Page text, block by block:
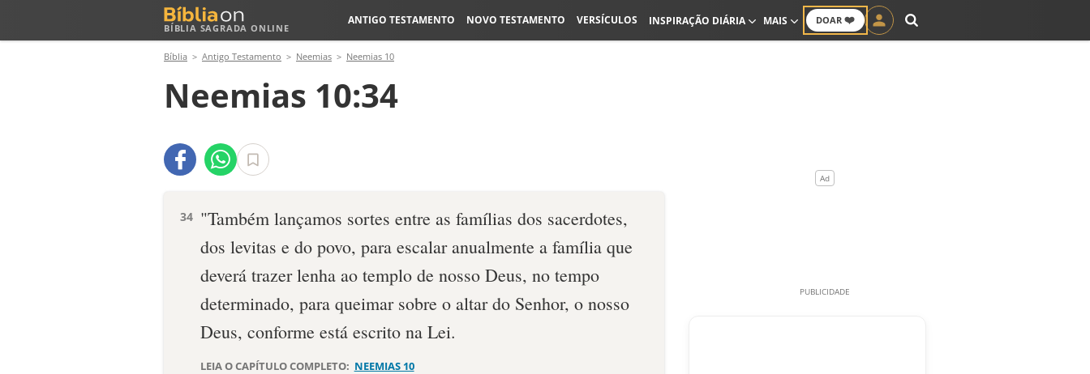
BÍBLIA SAGRADA ONLINE
DOAR ❤️
ANTIGO TESTAMENTO NOVO TESTAMENTO VERSÍCULOS INSPIRAÇÃO DIÁRIA MAIS
Bíblia Antigo Testamento Neemias Neemias 10
Neemias 10:34
34 "Também lançamos sortes entre as famílias dos sacerdotes,
dos levitas e do povo, para escalar anualmente a família que
deverá trazer lenha ao templo de nosso Deus, no tempo
determinado, para queimar sobre o altar do Senhor, o nosso
Deus, conforme está escrito na Lei.
LEIA O CAPÍTULO COMPLETO: NEEMIAS 10